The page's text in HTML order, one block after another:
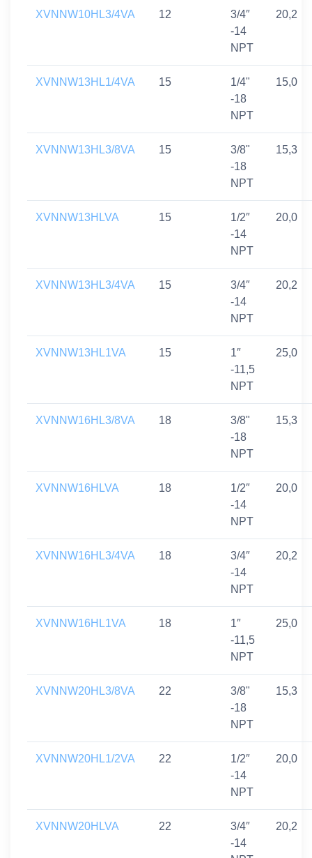
XVNNW10HL3/4VA 12
3/4″
-14
NPT
20,2
XVNNW13HL1/4VA 15
1/4"
-18
NPT
15,0
XVNNW13HL3/8VA 15
3/8"
-18
NPT
15,3
XVNNW13HLVA 15
1/2″
-14
NPT
20,0
XVNNW13HL3/4VA 15
3/4″
-14
NPT
20,2
XVNNW13HL1VA 15
1″
-11,5
NPT
25,0
XVNNW16HL3/8VA 18
3/8"
-18
NPT
15,3
XVNNW16HLVA 18
1/2″
-14
NPT
20,0
XVNNW16HL3/4VA 18
3/4″
-14
NPT
20,2
XVNNW16HL1VA 18
1″
-11,5
NPT
25,0
XVNNW20HL3/8VA 22
3/8"
-18
NPT
15,3
XVNNW20HL1/2VA 22
1/2″
-14
NPT
20,0
XVNNW20HLVA 22
3/4″
-14
20,2